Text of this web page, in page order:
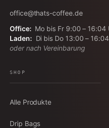
office@thats-coffee.de
Office: Mo bis Fr 9:00 – 16:04
Laden: Di bis Do 13:00 –
oder nach Vereinbarung
SHOP
Alle Produkte
Drip Bags